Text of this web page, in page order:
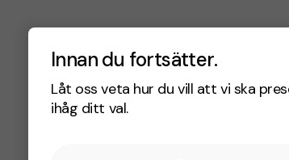
Innan du fortsätter.
Låt oss veta hur du vill att vi ska
ihåg ditt val.